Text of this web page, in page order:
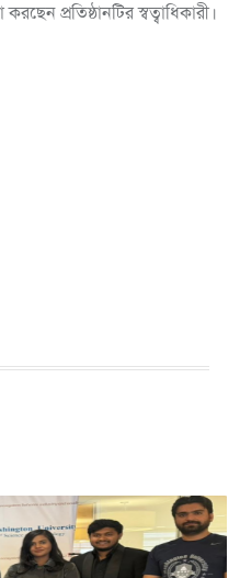
প্রতিষ্ঠানটির স্বত্বাধিকারী।